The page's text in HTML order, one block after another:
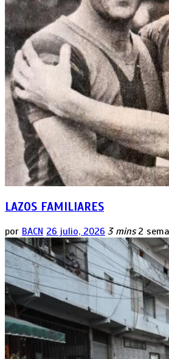
LAZOS FAMILIARES
por BACN 26 julio, 2026 3 mins 2